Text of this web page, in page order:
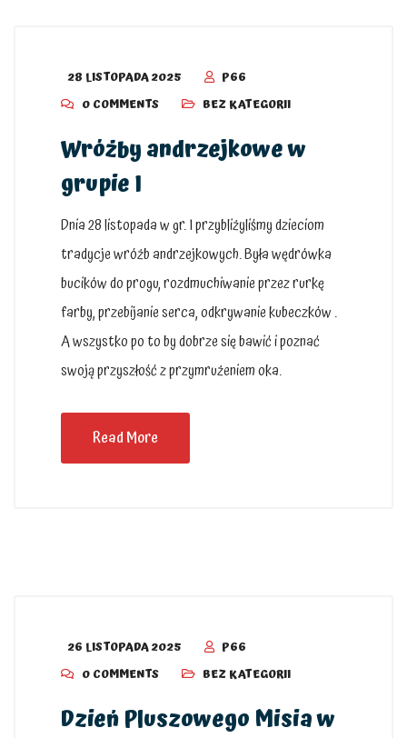
28 LISTOPADA 2025
P66
0 COMMENTS
BEZ KATEGORII
Wróżby andrzejkowe w
grupie I
Dnia 28 listopada w gr. I przybliżyliśmy dzieciom
tradycje wróżb andrzejkowych. Była wędrówka
bucików do progu, rozdmuchiwanie przez rurkę
farby, przebijanie serca, odkrywanie kubeczków .
A wszystko po to by dobrze się bawić i poznać
swoją przyszłość z przymrużeniem oka.
Read More
26 LISTOPADA 2025
P66
0 COMMENTS
BEZ KATEGORII
Dzień Pluszowego Misia w